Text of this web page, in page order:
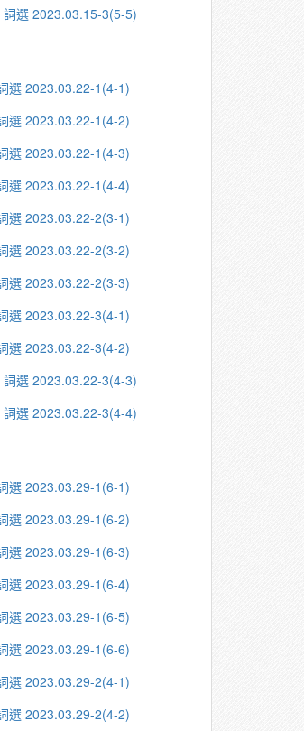
詞選 2023.03.15-3(5-5)
選 2023.03.22-1(4-1)
選 2023.03.22-1(4-2)
選 2023.03.22-1(4-3)
選 2023.03.22-1(4-4)
選 2023.03.22-2(3-1)
選 2023.03.22-2(3-2)
選 2023.03.22-2(3-3)
選 2023.03.22-3(4-1)
選 2023.03.22-3(4-2)
詞選 2023.03.22-3(4-3)
詞選 2023.03.22-3(4-4)
選 2023.03.29-1(6-1)
選 2023.03.29-1(6-2)
選 2023.03.29-1(6-3)
選 2023.03.29-1(6-4)
選 2023.03.29-1(6-5)
選 2023.03.29-1(6-6)
選 2023.03.29-2(4-1)
選 2023.03.29-2(4-2)